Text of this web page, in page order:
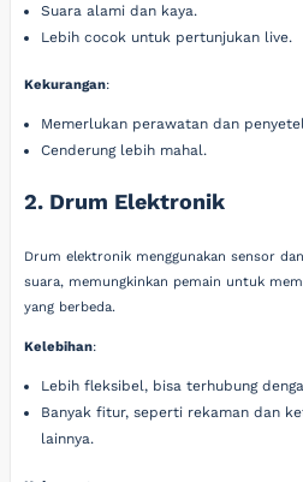
Suara alami dan kaya.
Lebih cocok untuk pertunjukan live.
Kekurangan:
Memerlukan perawatan dan
Cenderung lebih mahal.
2. Drum Elektronik
Drum elektronik menggunakan sensor
suara, memungkinkan pemain untuk
yang berbeda.
Kelebihan:
Lebih fleksibel, bisa terhubung
Banyak fitur, seperti rekaman dan
lainnya.